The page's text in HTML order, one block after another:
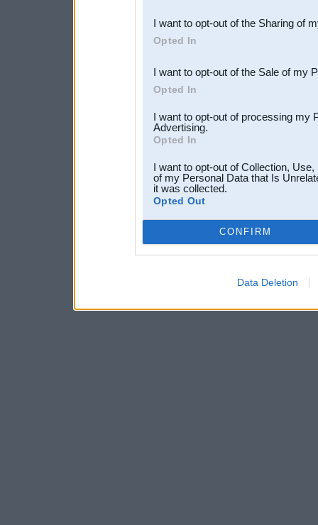
Downstream Participants
third parties.
I want to opt-out of the Sharing of
Opted In
I want to opt-out of the Sale of my
Opted In
I want to opt-out of processing my
Advertising.
Opted In
I want to opt-out of Collection,
of my Personal Data that Is
it was collected.
Opted Out
CONFIRM
Data Deletion